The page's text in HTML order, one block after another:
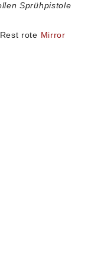
Sprühpistole
rote Mirror